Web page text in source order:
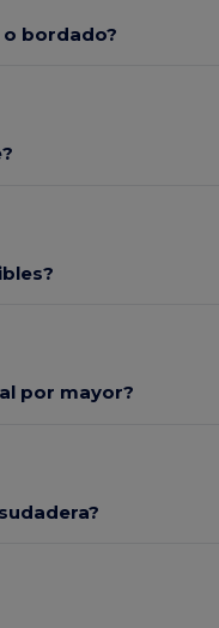
o bordado?
por mayor?